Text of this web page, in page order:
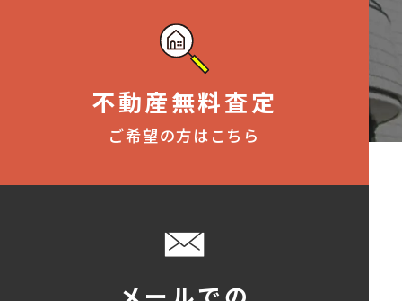
不動産無料査定
ご希望の方はこちら